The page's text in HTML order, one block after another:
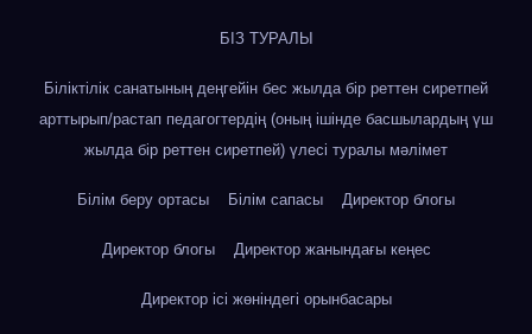
БІЗ ТУРАЛЫ
Біліктілік санатының деңгейін бес жылда бір реттен сиретпей
арттырып/растап педагогтердің (оның ішінде басшылардың үш
жылда бір реттен сиретпей) үлесі туралы мәлімет
Білім беру ортасы Білім сапасы Директор блогы
Директор блогы Директор жанындағы кеңес
Директор ісі жөніндегі орынбасары